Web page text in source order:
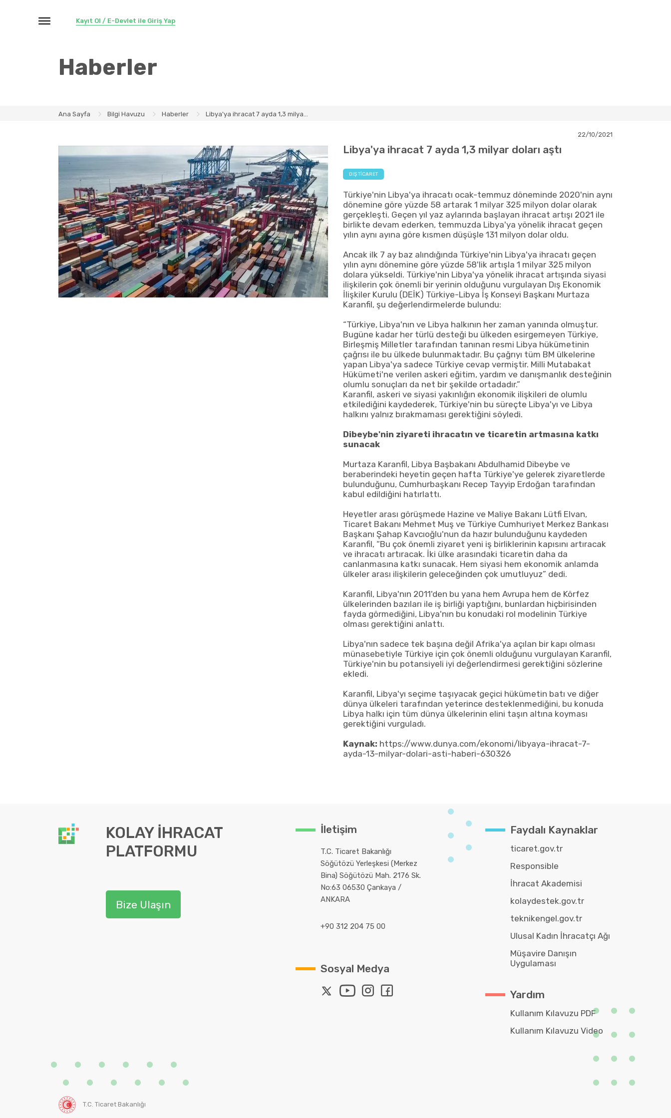
Kayıt Ol / E-Devlet ile Giriş Yap
Haberler
Ana Sayfa Bilgi Havuzu Haberler Libya'ya ihracat 7 ayda 1,3 milya...
22/10/2021
Libya'ya ihracat 7 ayda 1,3 milyar doları aştı
DIŞ TICARET
Türkiye'nin Libya'ya ihracatı ocak-temmuz döneminde 2020'nin aynı
dönemine göre yüzde 58 artarak 1 milyar 325 milyon dolar olarak
gerçekleşti. Geçen yıl yaz aylarında başlayan ihracat artışı 2021 ile
birlikte devam ederken, temmuzda Libya'ya yönelik ihracat geçen
yılın aynı ayına göre kısmen düşüşle 131 milyon dolar oldu.
Ancak ilk 7 ay baz alındığında Türkiye'nin Libya'ya ihracatı geçen
yılın aynı dönemine göre yüzde 58'lik artışla 1 milyar 325 milyon
dolara yükseldi. Türkiye'nin Libya'ya yönelik ihracat artışında siyasi
ilişkilerin çok önemli bir yerinin olduğunu vurgulayan Dış Ekonomik
İlişkiler Kurulu (DEİK) Türkiye-Libya İş Konseyi Başkanı Murtaza
Karanfil, şu değerlendirmelerde bulundu:
“Türkiye, Libya'nın ve Libya halkının her zaman yanında olmuştur.
Bugüne kadar her türlü desteği bu ülkeden esirgemeyen Türkiye,
Birleşmiş Milletler tarafından tanınan resmi Libya hükümetinin
çağrısı ile bu ülkede bulunmaktadır. Bu çağrıyı tüm BM ülkelerine
yapan Libya'ya sadece Türkiye cevap vermiştir. Milli Mutabakat
Hükümeti'ne verilen askeri eğitim, yardım ve danışmanlık desteğinin
olumlu sonuçları da net bir şekilde ortadadır.”
Karanfil, askeri ve siyasi yakınlığın ekonomik ilişkileri de olumlu
etkilediğini kaydederek, Türkiye'nin bu süreçte Libya'yı ve Libya
halkını yalnız bırakmaması gerektiğini söyledi.
Dibeybe'nin ziyareti ihracatın ve ticaretin artmasına katkı
sunacak
Murtaza Karanfil, Libya Başbakanı Abdulhamid Dibeybe ve
beraberindeki heyetin geçen hafta Türkiye'ye gelerek ziyaretlerde
bulunduğunu, Cumhurbaşkanı Recep Tayyip Erdoğan tarafından
kabul edildiğini hatırlattı.
Heyetler arası görüşmede Hazine ve Maliye Bakanı Lütfi Elvan,
Ticaret Bakanı Mehmet Muş ve Türkiye Cumhuriyet Merkez Bankası
Başkanı Şahap Kavcıoğlu'nun da hazır bulunduğunu kaydeden
Karanfil, “Bu çok önemli ziyaret yeni iş birliklerinin kapısını artıracak
ve ihracatı artıracak. İki ülke arasındaki ticaretin daha da
canlanmasına katkı sunacak. Hem siyasi hem ekonomik anlamda
ülkeler arası ilişkilerin geleceğinden çok umutluyuz” dedi.
Karanfil, Libya'nın 2011'den bu yana hem Avrupa hem de Körfez
ülkelerinden bazıları ile iş birliği yaptığını, bunlardan hiçbirisinden
fayda görmediğini, Libya'nın bu konudaki rol modelinin Türkiye
olması gerektiğini anlattı.
Libya'nın sadece tek başına değil Afrika'ya açılan bir kapı olması
münasebetiyle Türkiye için çok önemli olduğunu vurgulayan Karanfil,
Türkiye'nin bu potansiyeli iyi değerlendirmesi gerektiğini sözlerine
ekledi.
Karanfil, Libya'yı seçime taşıyacak geçici hükümetin batı ve diğer
dünya ülkeleri tarafından yeterince desteklenmediğini, bu konuda
Libya halkı için tüm dünya ülkelerinin elini taşın altına koyması
gerektiğini vurguladı.
Kaynak: https://www.dunya.com/ekonomi/libyaya-ihracat-7-
ayda-13-milyar-dolari-asti-haberi-630326
KOLAY İHRACAT
PLATFORMU
Bize Ulaşın
İletişim
T.C. Ticaret Bakanlığı
Söğütözü Yerleşkesi (Merkez
Bina) Söğütözü Mah. 2176 Sk.
No:63 06530 Çankaya /
ANKARA
+90 312 204 75 00
Sosyal Medya
Faydalı Kaynaklar
ticaret.gov.tr
Responsible
İhracat Akademisi
kolaydestek.gov.tr
teknikengel.gov.tr
Ulusal Kadın İhracatçı Ağı
Müşavire Danışın
Uygulaması
Yardım
Kullanım Kılavuzu PDF
Kullanım Kılavuzu Video
T.C. Ticaret Bakanlığı